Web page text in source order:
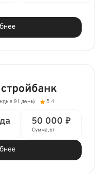
91 день) 5.4
50 000 ₽
Сумма, от